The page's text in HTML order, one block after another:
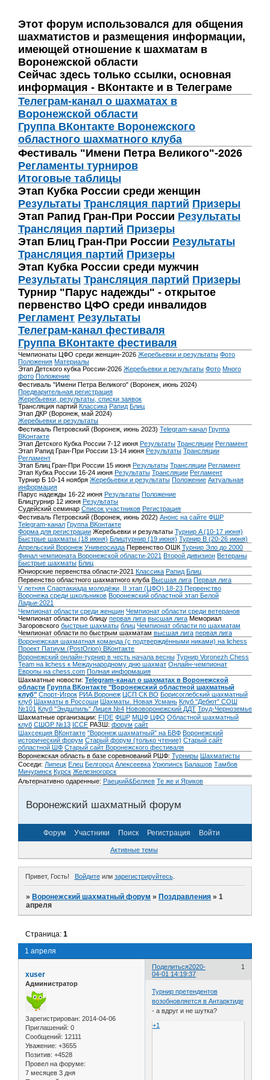
Этот форум использовался для общения
шахматистов и размещения информации,
имеющей отношение к шахматам в
Воронежской области
Сейчас здесь только ссылки, основная
информация - ВКонтакте и в Телеграме
Телеграм-канал о шахматах в
Воронежской области
Группа ВКонтакте Воронежского
областного шахматного клуба
Фестиваль "Имени Петра Великого"-2026
Регламенты турниров
Итоговые таблицы
Этап Кубка России среди женщин
Результаты Трансляция партий Призеры
Этап Рапид Гран-При России Результаты
Трансляция партий Призеры
Этап Блиц Гран-При России Результаты
Трансляция партий Призеры
Этап Кубка России среди мужчин
Результаты Трансляция партий Призеры
Турнир "Парус надежды" - открытое
первенство ЦФО среди инвалидов
Регламент Результаты
Телеграм-канал фестиваля
Группа ВКонтакте фестиваля
Чемпионаты ЦФО среди женщин-2026 Жеребьевки и результаты Фото
Положения Материалы
Этап Детского кубка России-2026 Жеребьевки и результаты Фото Много
фото Положение
Фестиваль "Имени Петра Великого" (Воронеж, июнь 2024)
Предварительная регистрация
Жеребьевки, результаты, списки заявок
Трансляция партий Классика Рапид Блиц
Этап ДКР (Воронеж, май 2024)
Жеребьевки и результаты
Фестиваль Петровский (Воронеж, июнь 2023) Telegram-канал Группа
ВКонтакте
Этап Детского Кубка России 7-12 июня Результаты Трансляции Регламент
Этап Рапид Гран-При России 13-14 июня Результаты Трансляции
Регламент
Этап Блиц Гран-При России 15 июня Результаты Трансляции Регламент
Этап Кубка России 16-24 июня Результаты Трансляции Регламент
Турнир Б 10-14 ноября Жеребьевки и результаты Положение Актуальная
информация
Парус надежды 16-22 июня Результаты Положение
Блицтурнир 12 июня Результаты
Судейский семинар Список участников Регистрация
Фестиваль Петровский (Воронеж, июнь 2022) Анонс на сайте ФШР
Telegram-канал Группа ВКонтакте
Форма для регистрации Жеребьевки и результаты Турнир A (10-17 июня)
Быстрые шахматы (18 июня) Блицтурнир (19 июня) Турнир B (20-26 июня)
Апрельский Воронеж Универсиада Первенство ОШК Турнир Эло до 2000
Финал чемпионата Воронежской области-2021 Второй дивизион Ветераны
Быстрые шахматы Блиц
Юниорские первенства области-2021 Классика Рапид Блиц
Первенство областного шахматного клуба Высшая лига Первая лига
V летняя Спартакиада молодёжи, II этап (ЦФО) 18-23 Первенство
Воронежа среди школьников Воронежский областной этап Белой
Ладьи-2021
Чемпионат области среди женщин Чемпионат области среди ветеранов
Чемпионат области по блицу первая лига высшая лига Мемориал
Загоровского быстрые шахматы блиц Чемпионат области по шахматам
Чемпионат области по быстрым шахматам высшая лига первая лига
Воронежская шахматная команда (с подтверждёнными никами) на lichess
Проект Патиум (PostOrion) ВКонтакте
Воронежский онлайн-турнир в честь начала весны Турнир Voronezh Chess
Team на lichess к Международному дню шахмат Онлайн-чемпионат
Европы на chess.com Полная информация
Шахматные новости: Telegram-канал о шахматах в Воронежской
области Группа ВКонтакте "Воронежский областной шахматный
клуб" Спорт-Игрок РИА Воронеж ЦСП СК ВО Борисоглебский шахматный
клуб Шахматы в Россоши Шахматы. Новая Усмань Клуб "Дебют" СОШ
№101 Клуб "Эндшпиль" Лицея №4 Нововоронежский ДДТ Труд-Черноземье
Шахматные организации: FIDE ФШР МШФ ЦФО Областной шахматный
клуб СШОР №13 ICCF РАЗШ: форум сайт
Шахсекция ВКонтакте "Воронеж шахматный" на БВФ Воронежский
исторический форум Cтарый форум (только чтение) Старый сайт
областной ШФ Старый сайт Воронежского фестиваля
Воронежская область в базе соревнований РШФ: Турниры Шахматисты
Соседи: Липецк Елец Белгород Алексеевка Урюпинск Балашов Тамбов
Мичуринск Курск Железногорск
Альтернативно одаренные: Раецкий&Беляев Те же и Яриков
Воронежский шахматный форум
Форум Участники Поиск Регистрация Войти
Активные темы
Привет, Гость! Войдитеили зарегистрируйтесь.
»Воронежский шахматный форум »Поздравления »1
апреля
1 апреля
Страница:1
Поделиться 1
2020-
04-01 14:19:37
xuser
Администратор
Зарегистрирован: 2014-04-06
Приглашений: 0
Сообщений: 12111
Уважение: +3655
Позитив: +4528
Провел на форуме:
7 месяцев 3 дня
Турнир претендентов
возобновляется в Антарктиде
- а вдруг и не шутка?
+1